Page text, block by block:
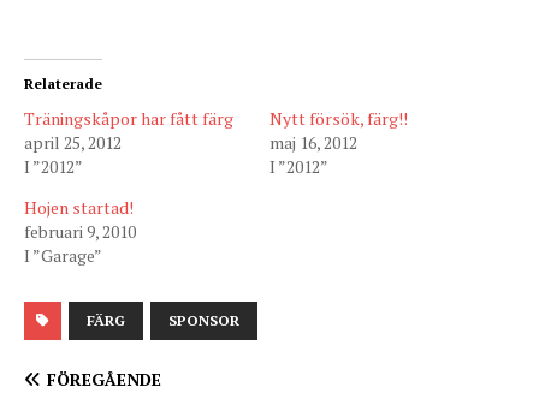
Relaterade
Träningskåpor har fått färg
april 25, 2012
I ”2012”
Nytt försök, färg!!
maj 16, 2012
I ”2012”
Hojen startad!
februari 9, 2010
I ”Garage”
FÄRG SPONSOR
FÖREGÅENDE